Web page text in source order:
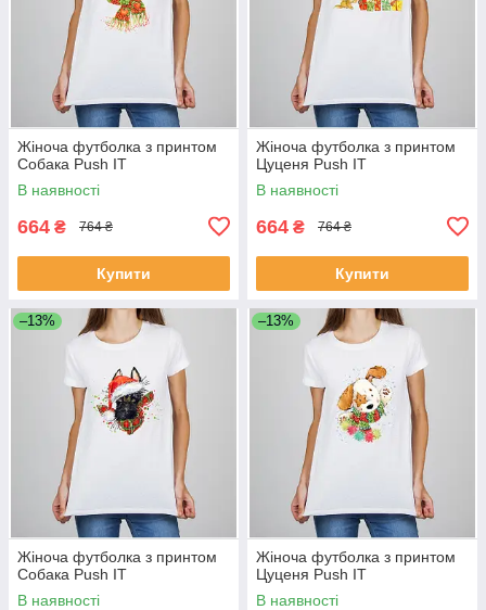
Жіноча футболка з принтом
Собака Push IT
В наявності
664 ₴ 764 ₴
Купити
Жіноча футболка з принтом
Цуценя Push IT
В наявності
664 ₴ 764 ₴
Купити
–13%
Жіноча футболка з принтом
Собака Push IT
В наявності
–13%
Жіноча футболка з принтом
Цуценя Push IT
В наявності